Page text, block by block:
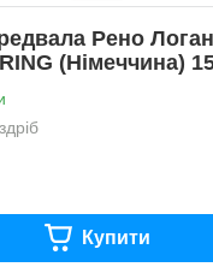
Рено
(Німеччина)
Купити